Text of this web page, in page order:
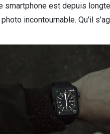
smartphone est depuis
incontournable. Qu'il